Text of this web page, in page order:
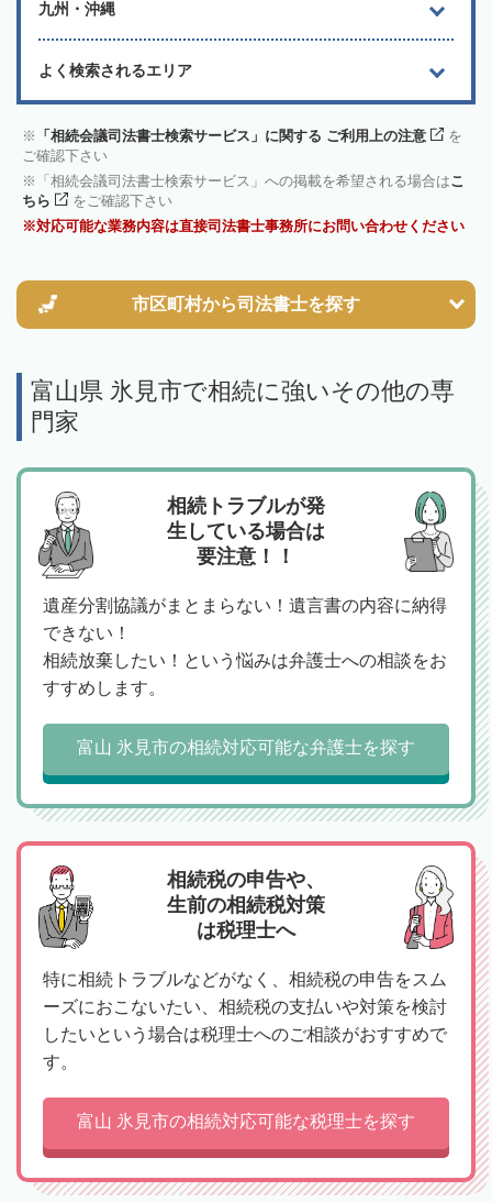
九州・沖縄
よく検索されるエリア
「相続会議司法書士検索サービス」に関する ご利用上の注意
を
ご確認下さい
「相続会議司法書士検索サービス」への掲載を希望される場合はこ
ちら
をご確認下さい
対応可能な業務内容は直接司法書士事務所にお問い合わせください
市区町村から司法書士を探す
富山県 氷見市で相続に強いその他の専
門家
相続トラブルが発
生している場合は
要注意！！
遺産分割協議がまとまらない！遺言書の内容に納得
できない！
相続放棄したい！という悩みは弁護士への相談をお
すすめします。
富山 氷見市の相続対応可能な弁護士を探す
相続税の申告や、
生前の相続税対策
は税理士へ
特に相続トラブルなどがなく、相続税の申告をスム
ーズにおこないたい、相続税の支払いや対策を検討
したいという場合は税理士へのご相談がおすすめで
す。
富山 氷見市の相続対応可能な税理士を探す